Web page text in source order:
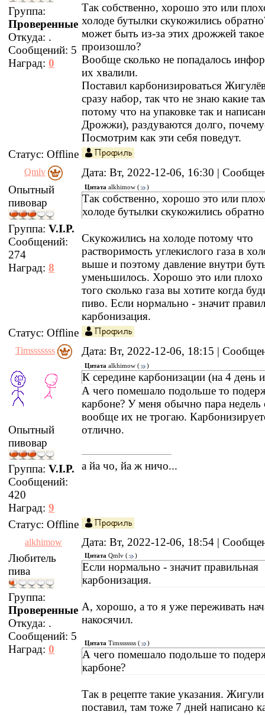
Группа:
Проверенные
Откуда: .
Сообщений: 5
Наград: 0
Так собственно, хорошо это или
холоде бутылки скукожились
может быть из-за этих дрожжей такое
произошло?
Вообще сколько не попадалось
их хвалили.
Поставил карбонизироваться
сразу набор, так что не знаю какие
потому что на упаковке так и
Дрожжи), раздуваются долго,
Посмотрим как эти себя поведут.
Статус: Offline
Qmlv
Дата: Вт, 2022-12-06, 16:30 |
Опытный
пивовар
Группа: V.I.P.
Сообщений:
274
Наград: 8
Цитата alkhimow ( )
Так собственно, хорошо это или
холоде бутылки скукожились обратно
Скукожились на холоде потому что
растворимость углекислого газа в
выше и поэтому давление внутри
уменьшилось. Хорошо это или плохо
того сколько газа вы хотите когда
пиво. Если нормально - значит
карбонизация.
Статус: Offline
Timsssssss Дата: Вт, 2022-12-06, 18:15 |
Опытный
пивовар
Группа: V.I.P.
Сообщений:
420
Наград: 9
Цитата alkhimow ( )
К середине карбонизации (на 4 день
А чего помешало подольше то
карбоне? У меня обычно пара недель
вообще их не трогаю.
отлично.
а йа чо, йа ж ничо...
Статус: Offline
alkhimow
Дата: Вт, 2022-12-06, 18:54 |
Любитель
пива
Группа:
Проверенные
Откуда: .
Сообщений: 5
Наград: 0
Цитата Qmlv ( )
Если нормально - значит правильная
карбонизация.
А, хорошо, а то я уже переживать
накосячил.
Цитата Timsssssss ( )
А чего помешало подольше то
карбоне?
Так в рецепте такие указания. Жигули
поставил, там тоже 7 дней написано